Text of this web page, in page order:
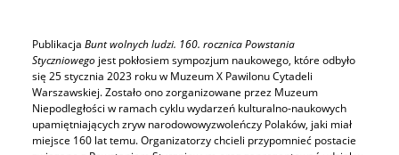
Publikacja Bunt wolnych ludzi. 160. rocznica Powstania
Styczniowego jest pokłosiem sympozjum naukowego, które odbyło
się 25 stycznia 2023 roku w Muzeum X Pawilonu Cytadeli
Warszawskiej. Zostało ono zorganizowane przez Muzeum
Niepodległości w ramach cyklu wydarzeń kulturalno-naukowych
upamiętniających zryw narodowowyzwoleńczy Polaków, jaki miał
miejsce 160 lat temu. Organizatorzy chcieli przypomnieć postacie